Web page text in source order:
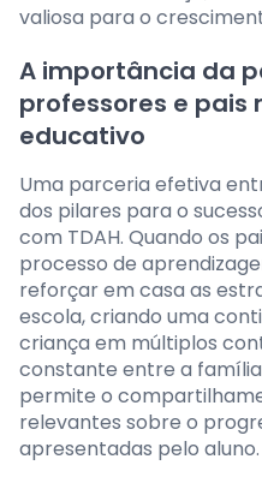
valiosa para o
A importância da
professores e pais
educativo
Uma parceria efetiva
dos pilares para o
com TDAH. Quando os
processo de
reforçar em casa as
escola, criando uma
criança em múltiplos
constante entre a
permite o
relevantes sobre o
apresentadas pelo aluno.